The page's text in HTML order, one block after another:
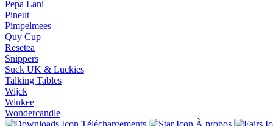
Pepa Lani
Pineut
Pimpelmees
Quy Cup
Resetea
Snippers
Suck UK & Luckies
Talking Tables
Wijck
Winkee
Wondercandle